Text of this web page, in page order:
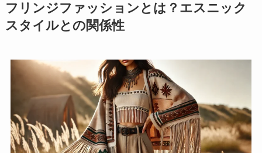
フリンジファッションとは？エスニック
スタイルとの関係性